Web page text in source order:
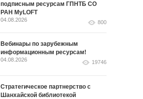
подписным ресурсам ГПНТБ СО
РАН MyLOFT
04.08.2026 800
Вебинары по зарубежным
информационным ресурсам!
04.08.2026 19746
Стратегическое партнерство с
Шанхайской библиотекой